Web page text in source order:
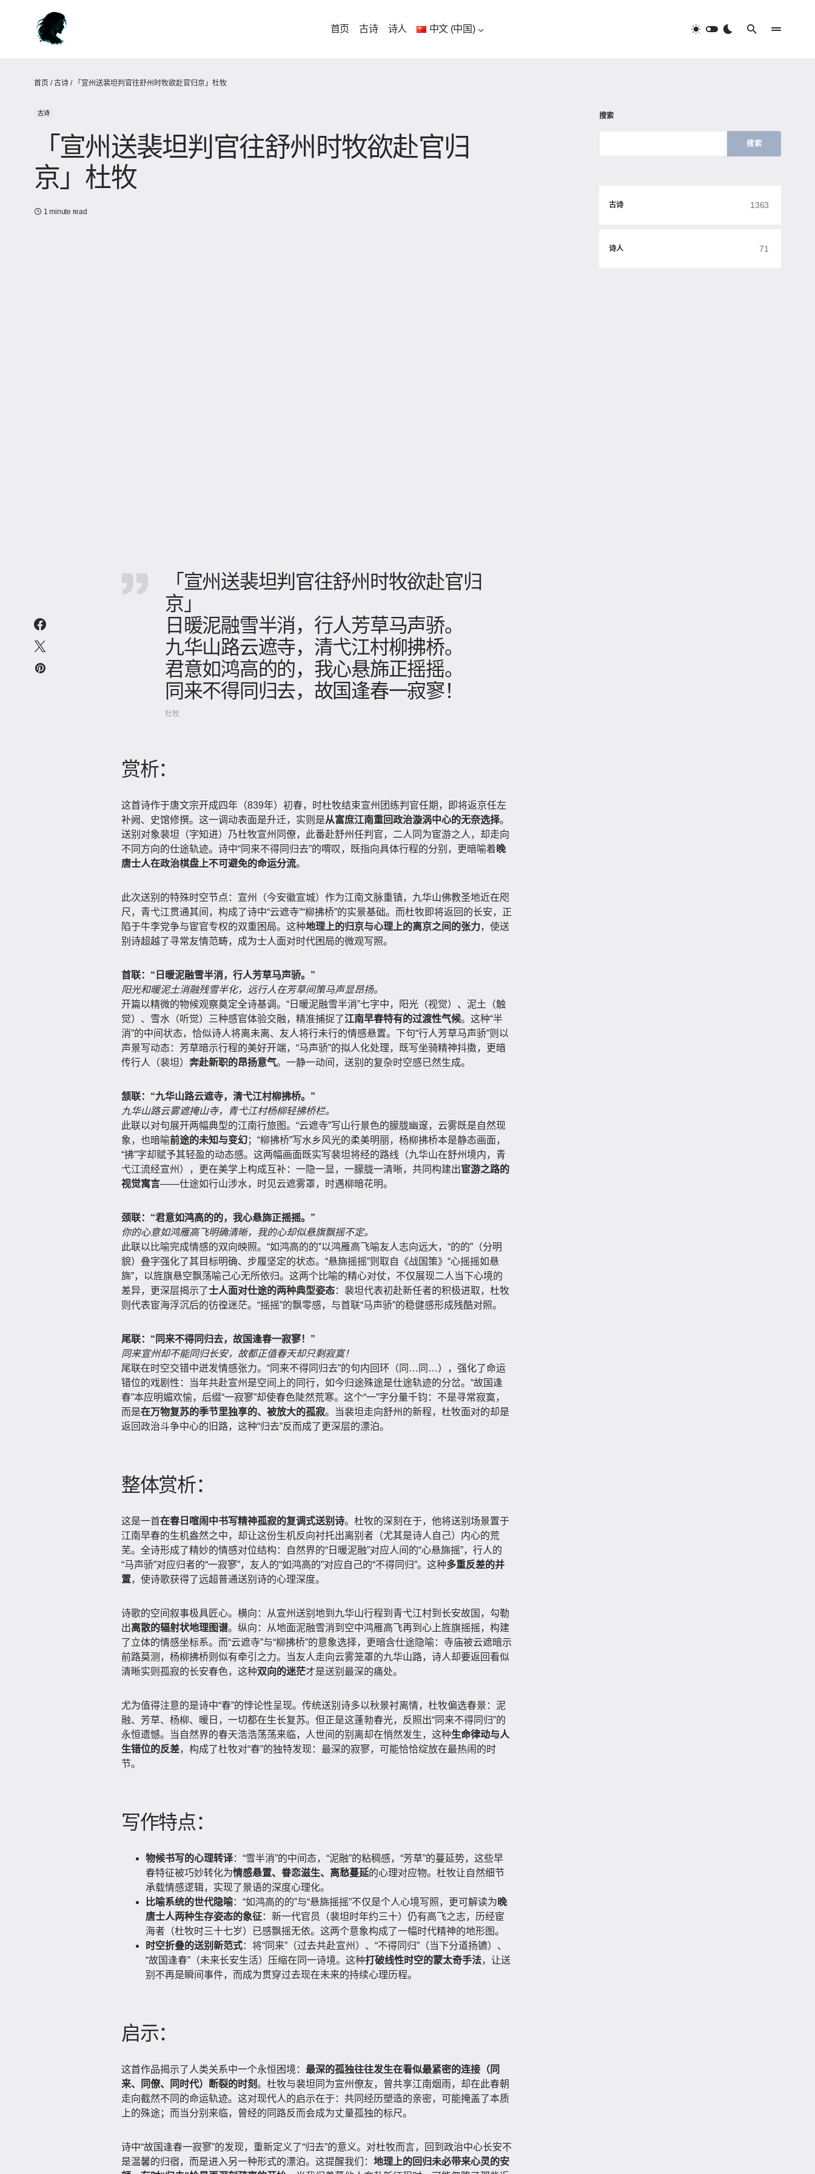
首页 古诗 诗人 中文 (中国)
首页 /古诗 / 「宣州送裴坦判官往舒州时牧欲赴官归京」杜牧
古诗
「宣州送裴坦判官往舒州时牧欲赴官归
京」杜牧
1 minute read
「宣州送裴坦判官往舒州时牧欲赴官归
京」
日暖泥融雪半消，行人芳草马声骄。
九华山路云遮寺，清弋江村柳拂桥。
君意如鸿高的的，我心悬旆正摇摇。
同来不得同归去，故国逢春一寂寥！
杜牧
赏析：
这首诗作于唐文宗开成四年（839年）初春，时杜牧结束宣州团练判官任期，即将返京任左
补阙、史馆修撰。这一调动表面是升迁，实则是从富庶江南重回政治漩涡中心的无奈选择。
送别对象裴坦（字知进）乃杜牧宣州同僚，此番赴舒州任判官，二人同为宦游之人，却走向
不同方向的仕途轨迹。诗中“同来不得同归去”的喟叹，既指向具体行程的分别，更暗喻着 晚
唐士人在政治棋盘上不可避免的命运分流。
此次送别的特殊时空节点：宣州（今安徽宣城）作为江南文脉重镇，九华山佛教圣地近在咫
尺，青弋江贯通其间，构成了诗中“云遮寺”“柳拂桥”的实景基础。而杜牧即将返回的长安，正
陷于牛李党争与宦官专权的双重困局。这种地理上的归京与心理上的离京之间的张力，使送
别诗超越了寻常友情范畴，成为士人面对时代困局的微观写照。
首联：“日暖泥融雪半消，行人芳草马声骄。”
阳光和暖泥土消融残雪半化，远行人在芳草间策马声显昂扬。
开篇以精微的物候观察奠定全诗基调。“日暖泥融雪半消”七字中，阳光（视觉）、泥土（触
觉）、雪水（听觉）三种感官体验交融，精准捕捉了江南早春特有的过渡性气候。这种“半
消”的中间状态，恰似诗人将离未离、友人将行未行的情感悬置。下句“行人芳草马声骄”则以
声景写动态：芳草暗示行程的美好开端，“马声骄”的拟人化处理，既写坐骑精神抖擞，更暗
传行人（裴坦） 奔赴新职的昂扬意气。一静一动间，送别的复杂时空感已然生成。
颔联：“九华山路云遮寺，清弋江村柳拂桥。”
九华山路云雾遮掩山寺，青弋江村杨柳轻拂桥栏。
此联以对句展开两幅典型的江南行旅图。“云遮寺”写山行景色的朦胧幽邃，云雾既是自然现
象，也暗喻前途的未知与变幻；“柳拂桥”写水乡风光的柔美明丽，杨柳拂桥本是静态画面，
“拂”字却赋予其轻盈的动态感。这两幅画面既实写裴坦将经的路线（九华山在舒州境内，青
弋江流经宣州），更在美学上构成互补：一隐一显，一朦胧一清晰，共同构建出宦游之路的
视觉寓言——仕途如行山涉水，时见云遮雾罩，时遇柳暗花明。
颈联：“君意如鸿高的的，我心悬旆正摇摇。”
你的心意如鸿雁高飞明确清晰，我的心却似悬旗飘摇不定。
此联以比喻完成情感的双向映照。“如鸿高的的”以鸿雁高飞喻友人志向远大，“的的”（分明
貌）叠字强化了其目标明确、步履坚定的状态。“悬旆摇摇”则取自《战国策》“心摇摇如悬
旆”，以旌旗悬空飘荡喻己心无所依归。这两个比喻的精心对仗，不仅展现二人当下心境的
差异，更深层揭示了士人面对仕途的两种典型姿态：裴坦代表初赴新任者的积极进取，杜牧
则代表宦海浮沉后的彷徨迷茫。“摇摇”的飘零感，与首联“马声骄”的稳健感形成残酷对照。
尾联：“同来不得同归去，故国逢春一寂寥！”
同来宣州却不能同归长安，故都正值春天却只剩寂寞！
尾联在时空交错中迸发情感张力。“同来不得同归去”的句内回环（同…同…），强化了命运
错位的戏剧性：当年共赴宣州是空间上的同行，如今归途殊途是仕途轨迹的分岔。“故国逢
春”本应明媚欢愉，后缀“一寂寥”却使春色陡然荒寒。这个“一”字分量千钧：不是寻常寂寞，
而是在万物复苏的季节里独享的、被放大的孤寂。当裴坦走向舒州的新程，杜牧面对的却是
返回政治斗争中心的旧路，这种“归去”反而成了更深层的漂泊。
整体赏析：
这是一首在春日喧闹中书写精神孤寂的复调式送别诗。杜牧的深刻在于，他将送别场景置于
江南早春的生机盎然之中，却让这份生机反向衬托出离别者（尤其是诗人自己）内心的荒
芜。全诗形成了精妙的情感对位结构：自然界的“日暖泥融”对应人间的“心悬旆摇”，行人的
“马声骄”对应归者的“一寂寥”，友人的“如鸿高的”对应自己的“不得同归”。这种多重反差的并
置，使诗歌获得了远超普通送别诗的心理深度。
诗歌的空间叙事极具匠心。横向：从宣州送别地到九华山行程到青弋江村到长安故国，勾勒
出离散的辐射状地理图谱。纵向：从地面泥融雪消到空中鸿雁高飞再到心上旌旗摇摇，构建
了立体的情感坐标系。而“云遮寺”与“柳拂桥”的意象选择，更暗含仕途隐喻：寺庙被云遮暗示
前路莫测，杨柳拂桥则似有牵引之力。当友人走向云雾笼罩的九华山路，诗人却要返回看似
清晰实则孤寂的长安春色，这种双向的迷茫才是送别最深的痛处。
尤为值得注意的是诗中“春”的悖论性呈现。传统送别诗多以秋景衬离情，杜牧偏选春景：泥
融、芳草、杨柳、暖日，一切都在生长复苏。但正是这蓬勃春光，反照出“同来不得同归”的
永恒遗憾。当自然界的春天浩浩荡荡来临，人世间的别离却在悄然发生，这种生命律动与人
生错位的反差，构成了杜牧对“春”的独特发现：最深的寂寥，可能恰恰绽放在最热闹的时
节。
写作特点：
物候书写的心理转译：“雪半消”的中间态，“泥融”的粘稠感，“芳草”的蔓延势，这些早
春特征被巧妙转化为情感悬置、眷恋滋生、离愁蔓延的心理对应物。杜牧让自然细节
承载情感逻辑，实现了景语的深度心理化。
比喻系统的世代隐喻：“如鸿高的的”与“悬旆摇摇”不仅是个人心境写照，更可解读为 晚
唐士人两种生存姿态的象征：新一代官员（裴坦时年约三十）仍有高飞之志，历经宦
海者（杜牧时三十七岁）已感飘摇无依。这两个意象构成了一幅时代精神的地形图。
时空折叠的送别新范式：将“同来”（过去共赴宣州）、“不得同归”（当下分道扬镳）、
“故国逢春”（未来长安生活）压缩在同一诗境。这种打破线性时空的蒙太奇手法，让送
别不再是瞬间事件，而成为贯穿过去现在未来的持续心理历程。
启示：
这首作品揭示了人类关系中一个永恒困境： 最深的孤独往往发生在看似最紧密的连接（同
来、同僚、同时代）断裂的时刻。杜牧与裴坦同为宣州僚友，曾共享江南烟雨，却在此春朝
走向截然不同的命运轨迹。这对现代人的启示在于：共同经历塑造的亲密，可能掩盖了本质
上的殊途；而当分别来临，曾经的同路反而会成为丈量孤独的标尺。
诗中“故国逢春一寂寥”的发现，重新定义了“归去”的意义。对杜牧而言，回到政治中心长安不
是温馨的归宿，而是进入另一种形式的漂泊。这提醒我们： 地理上的回归未必带来心灵的安
搜索
搜索
古诗 1363
诗人 71